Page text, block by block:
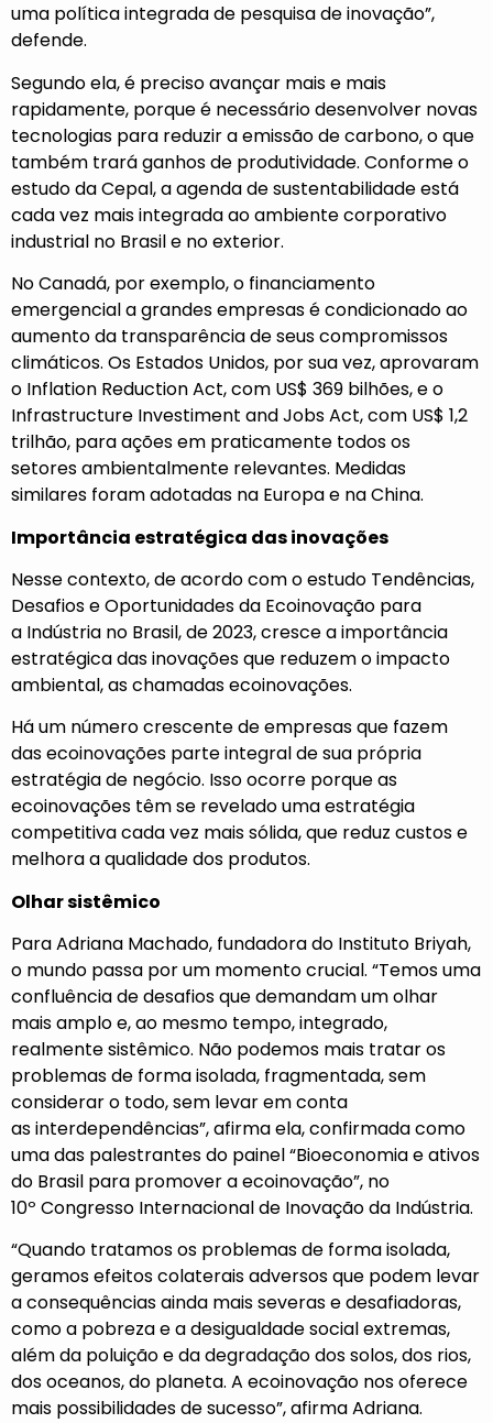
uma política integrada de pesquisa de inovação”,
defende.
Segundo ela, é preciso avançar mais e mais
rapidamente, porque é necessário desenvolver novas
tecnologias para reduzir a emissão de carbono, o que
também trará ganhos de produtividade. Conforme o
estudo da Cepal, a agenda de sustentabilidade está
cada vez mais integrada ao ambiente corporativo
industrial no Brasil e no exterior.
No Canadá, por exemplo, o financiamento
emergencial a grandes empresas é condicionado ao
aumento da transparência de seus compromissos
climáticos. Os Estados Unidos, por sua vez, aprovaram
o Inflation Reduction Act, com US$ 369 bilhões, e o
Infrastructure Investiment and Jobs Act, com US$ 1,2
trilhão, para ações em praticamente todos os
setores ambientalmente relevantes. Medidas
similares foram adotadas na Europa e na China.
Importância estratégica das inovações
Nesse contexto, de acordo com o estudo Tendências,
Desafios e Oportunidades da Ecoinovação para
a Indústria no Brasil, de 2023, cresce a importância
estratégica das inovações que reduzem o impacto
ambiental, as chamadas ecoinovações.
Há um número crescente de empresas que fazem
das ecoinovações parte integral de sua própria
estratégia de negócio. Isso ocorre porque as
ecoinovações têm se revelado uma estratégia
competitiva cada vez mais sólida, que reduz custos e
melhora a qualidade dos produtos.
Olhar sistêmico
Para Adriana Machado, fundadora do Instituto Briyah,
o mundo passa por um momento crucial. “Temos uma
confluência de desafios que demandam um olhar
mais amplo e, ao mesmo tempo, integrado,
realmente sistêmico. Não podemos mais tratar os
problemas de forma isolada, fragmentada, sem
considerar o todo, sem levar em conta
as interdependências”, afirma ela, confirmada como
uma das palestrantes do painel “Bioeconomia e ativos
do Brasil para promover a ecoinovação”, no
10º Congresso Internacional de Inovação da Indústria.
“Quando tratamos os problemas de forma isolada,
geramos efeitos colaterais adversos que podem levar
a consequências ainda mais severas e desafiadoras,
como a pobreza e a desigualdade social extremas,
além da poluição e da degradação dos solos, dos rios,
dos oceanos, do planeta. A ecoinovação nos oferece
mais possibilidades de sucesso”, afirma Adriana.